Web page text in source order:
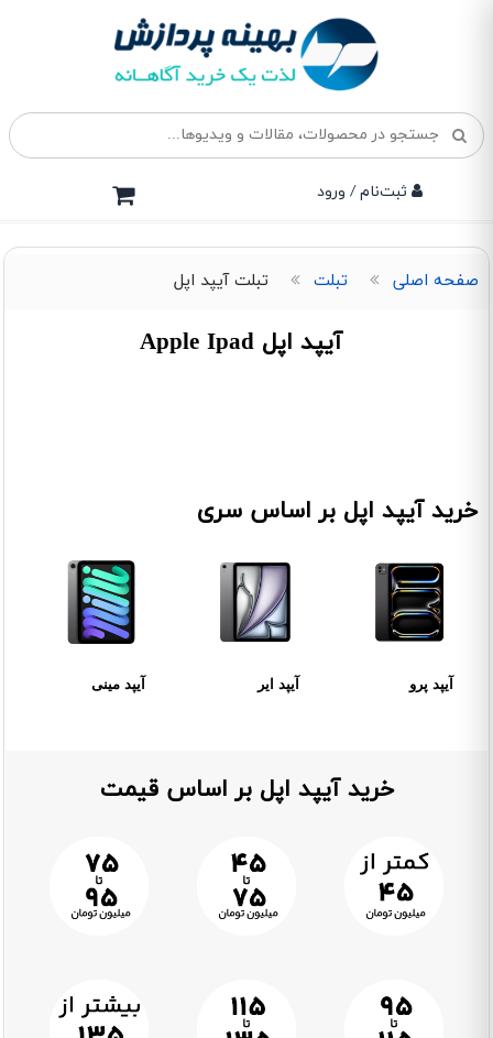
ثبت‌نام / ورود
صفحه اصلی تبلت تبلت آیپد اپل
آیپد اپل Apple Ipad
خرید آیپد اپل بر اساس سری
آیپد پرو آیپد ایر آیپد مینی
خرید آیپد اپل بر اساس قیمت